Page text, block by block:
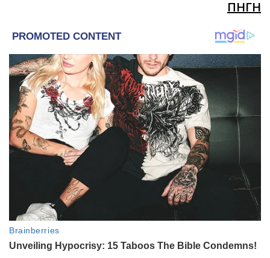
ΠΗΓΗ